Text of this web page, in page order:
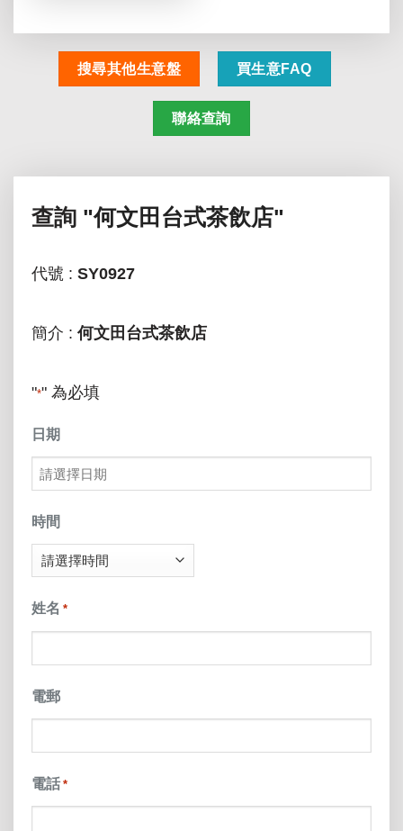
搜尋其他生意盤 買生意FAQ
聯絡查詢
查詢 "何文田台式茶飲店"
代號 : SY0927
簡介 : 何文田台式茶飲店
"*" 為必填
日期
MM
slash
DD
YYYY
時間
姓名 *
電郵
電話 *